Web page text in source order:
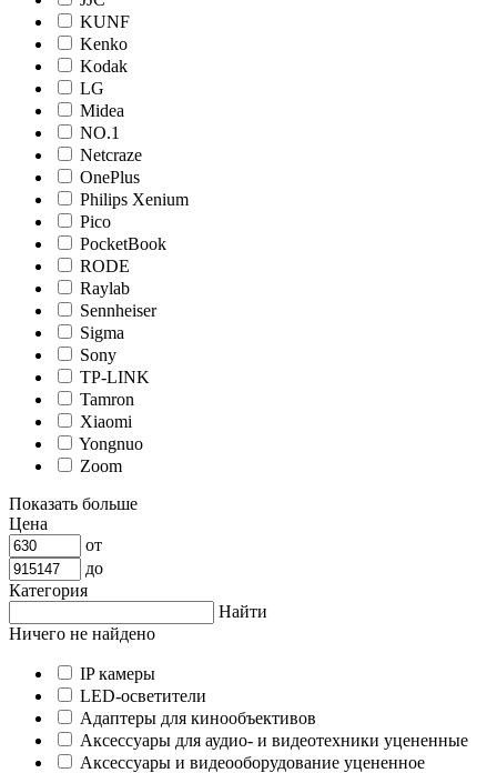
KUNF
Kenko
Kodak
LG
Midea
NO.1
Netcraze
OnePlus
Philips Xenium
Pico
PocketBook
RODE
Raylab
Sennheiser
Sigma
Sony
TP-LINK
Tamron
Xiaomi
Yongnuo
Zoom
Показать больше
Цена
от
до
Категория
Найти
Ничего не найдено
IP камеры
LED-осветители
Адаптеры для кинообъективов
Аксессуары для аудио- и видеотехники уцененные
Аксессуары и видеооборудование уцененное